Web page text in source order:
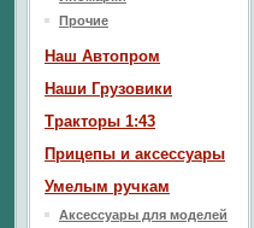
Прочие
Наш Aвтопром
Наши Грузовики
Тракторы 1:43
Прицепы и аксессуары
Умелым ручкам
Аксессуары для моделей